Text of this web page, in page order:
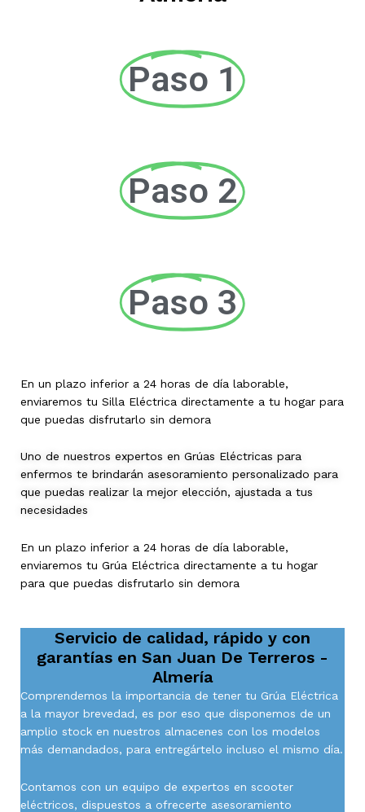
Paso 1
Paso 2
Paso 3
En un plazo inferior a 24 horas de día laborable,
enviaremos tu Silla Eléctrica directamente a tu hogar para
que puedas disfrutarlo sin demora
Uno de nuestros expertos en Grúas Eléctricas para
enfermos te brindarán asesoramiento personalizado para
que puedas realizar la mejor elección, ajustada a tus
necesidades
En un plazo inferior a 24 horas de día laborable,
enviaremos tu Grúa Eléctrica directamente a tu hogar
para que puedas disfrutarlo sin demora
Servicio de calidad, rápido y con
garantías en San Juan De Terreros -
Almería
Comprendemos la importancia de tener tu Grúa Eléctrica
a la mayor brevedad, es por eso que disponemos de un
amplio stock en nuestros almacenes con los modelos
más demandados, para entregártelo incluso el mismo día.
Contamos con un equipo de expertos en scooter
eléctricos, dispuestos a ofrecerte asesoramiento